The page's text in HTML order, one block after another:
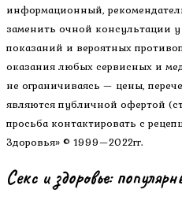
информационный,
заменить очной консультации
показаний и вероятных
оказания любых сервисных и
не ограничиваясь — цены,
являются публичной офертой
просьба контактировать с
Здоровья» © 1999—2022гг.
Секс и здоровье: